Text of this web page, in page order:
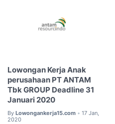
Lowongan Kerja Anak
perusahaan PT ANTAM
Tbk GROUP Deadline 31
Januari 2020
By Lowongankerja15.com • 17 Jan,
2020